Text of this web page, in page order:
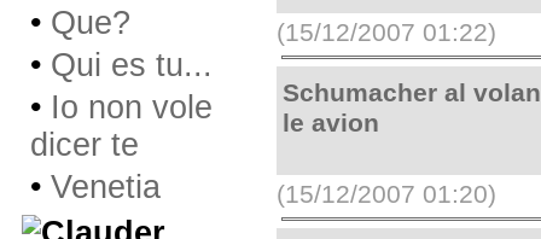
• Que?
• Qui es tu...
• Io non vole
dicer te
• Venetia
(15/12/2007 01:22)
Schumacher al
le avion
(15/12/2007 01:20)